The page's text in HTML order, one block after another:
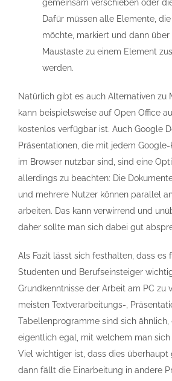
gemeinsam verschieben oder
Dafür müssen alle Elemente,
möchte, markiert und dann
Maustaste zu einem Element
werden.
Natürlich gibt es auch Alternativen zu
kann beispielsweise auf Open Office
kostenlos verfügbar ist. Auch Google
Präsentationen, die mit jedem
im Browser nutzbar sind, sind eine
allerdings zu beachten: Die
und mehrere Nutzer können parallel
arbeiten. Das kann verwirrend und
daher sollte man sich dabei gut
Als Fazit lässt sich festhalten, dass es
Studenten und Berufseinsteiger
Grundkenntnisse der Arbeit am PC zu
meisten Textverarbeitungs-,
Tabellenprogramme sind sich ähnlich,
eigentlich egal, mit welchem man
Viel wichtiger ist, dass dies überhaupt
dann fällt die Einarbeitung in andere